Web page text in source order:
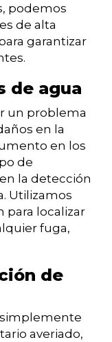
podemos
de alta
garantizar
de agua
un problema
en la
en los
de
la detección
Utilizamos
para localizar
fuga,
de
simplemente
averiado,